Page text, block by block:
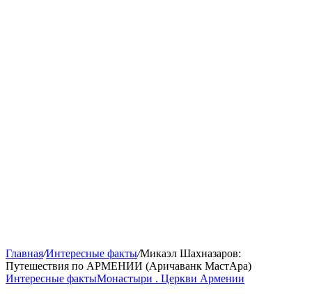
Главная/Интересные факты/Микаэл Шахназаров:
Путешествия по АРМЕНИИ (Аричаванк МастАра)
Интересные фактыМонастыри . Церкви Армении